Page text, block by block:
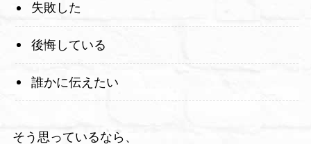
失敗した
後悔している
誰かに伝えたい
そう思っているなら、